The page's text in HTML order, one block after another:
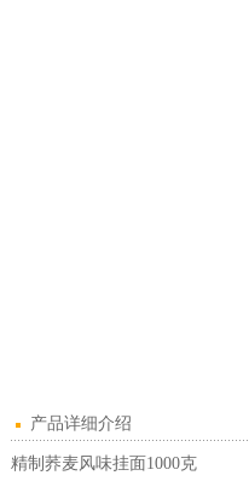
产品详细介绍
精制荞麦风味挂面1000克